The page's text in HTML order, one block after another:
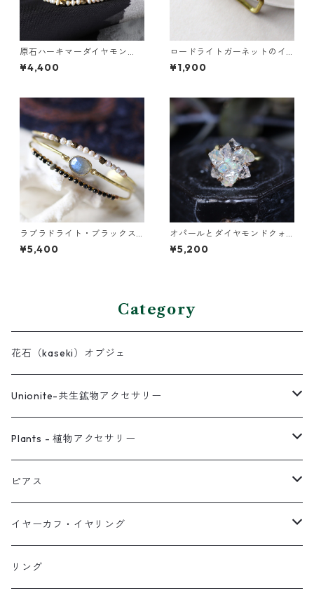
原石ハーキマーダイヤモン
ド・パールの3連バングル
¥4,400
ロードライトガーネットのイ
ヤーカフ（インダストリアル
風）
¥1,900
ラブラドライト・ブラックス
ピネル・パールの3連バングル
¥5,400
オパールとダイヤモンドクォ
ーツのイヤーカフ
¥5,200
Category
花石（kaseki）オブジェ
Unionite-共生鉱物アクセサリー
ピアス
ネックレス
イヤーカフ
イヤリング
Plants - 植物アクセサリー
ピアス
ネックレス
リング
ピアス
スタッド・一粒
フック・ぶら下がり
イヤーカフ・イヤリング
原石イヤーカフ
リング